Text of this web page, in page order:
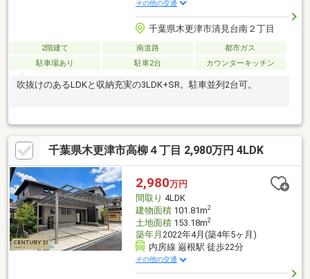
その他の交通
千葉県木更津市清見台南２丁目
2階建て 南道路
都市ガス
駐車場あり
駐車2台 カウンターキッチン
吹抜けのあるLDKと収納充実の3LDK+SR。駐車並列2台可。
千葉県木更津市高柳４丁目 2,980万円 4LDK
2,980万円
間取り 4LDK
建物面積101.81m2
土地面積153.18m2
築年月 2022年4月(築4年5ヶ月)
内房線 巌根駅 徒歩22分
その他の交通